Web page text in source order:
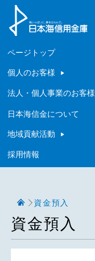
ページトップ
個人のお客様
法人・個人事業のお客様
日本海信金について
地域貢献活動
採用情報
資金預入
資金預入